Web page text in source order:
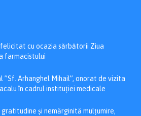
cu ocazia sărbătorii Ziua
farmacistului
”Sf. Arhanghel Mihail”, onorat de vizita
în cadrul instituției medicale
și nemărginită mulțumire,